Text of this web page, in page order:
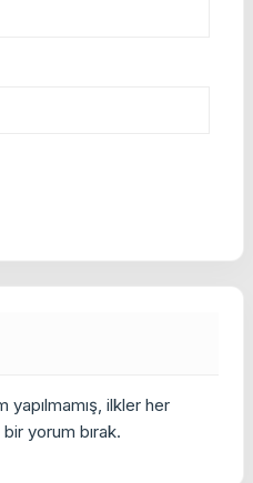
ilkler her
yorum bırak.